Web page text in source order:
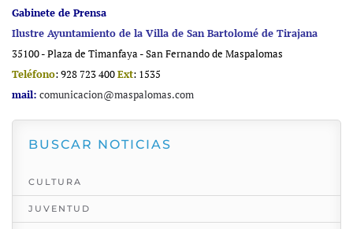
Gabinete de Prensa
Ilustre Ayuntamiento de la Villa de San Bartolomé de Tirajana
35100 - Plaza de Timanfaya - San Fernando de Maspalomas
Teléfono: 928 723 400Ext: 1535
mail: comunicacion@maspalomas.com
BUSCAR NOTICIAS
CULTURA
JUVENTUD